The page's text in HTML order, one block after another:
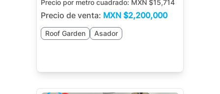
Precio por metro cuadrado: MXN $15,714
Precio de venta: MXN $2,200,000
Roof Garden Asador